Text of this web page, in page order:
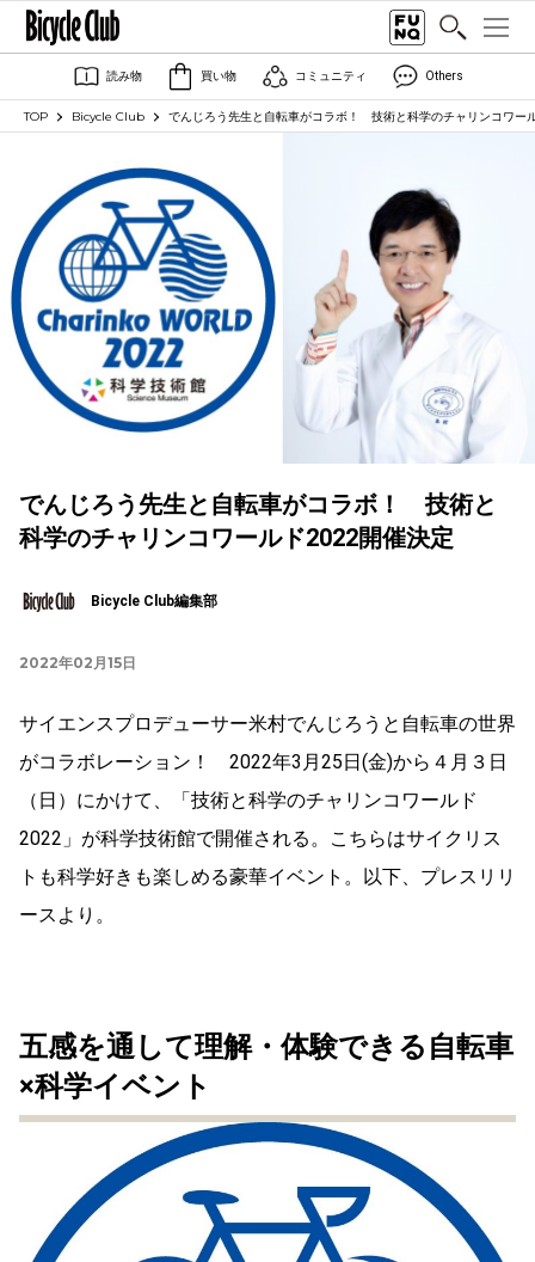
読み物 買い物 コミュニティ Others
TOP Bicycle Club でんじろう先生と自転車がコラボ！ 技術と科学のチャリンコワー
でんじろう先生と自転車がコラボ！ 技術と
科学のチャリンコワールド2022開催決定
Bicycle Club編集部
2022年02月15日
サイエンスプロデューサー米村でんじろうと自転車の世界
がコラボレーション！ 2022年3月25日(金)から４月３日
（日）にかけて、「技術と科学のチャリンコワールド
2022」が科学技術館で開催される。こちらはサイクリス
トも科学好きも楽しめる豪華イベント。以下、プレスリリ
ースより。
五感を通して理解・体験できる自転車
×科学イベント